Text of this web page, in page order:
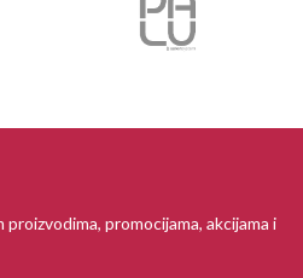
promocijama, akcijama i